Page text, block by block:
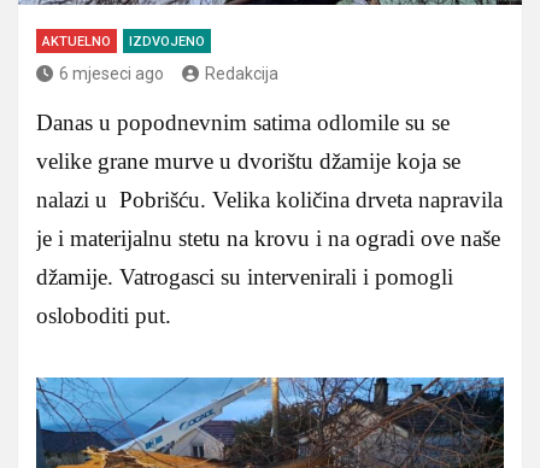
AKTUELNO IZDVOJENO
6 mjeseci ago Redakcija
Danas u popodnevnim satima odlomile su se
velike grane murve u dvorištu džamije koja se
nalazi u Pobrišću. Velika količina drveta napravila
je i materijalnu stetu na krovu i na ogradi ove naše
džamije. Vatrogasci su intervenirali i pomogli
osloboditi put.